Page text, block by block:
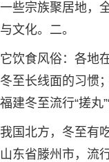
些宗族聚居地，
文化。二。
饮食风俗：各地
至长线面的习惯
建冬至流行“搓丸
国北方，冬至有
东省滕州市，流